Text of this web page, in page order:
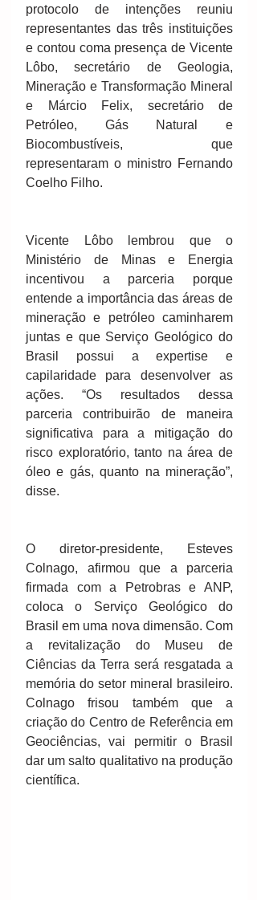
protocolo de intenções reuniu
representantes das três instituições
e contou coma presença de Vicente
Lôbo, secretário de Geologia,
Mineração e Transformação Mineral
e Márcio Felix, secretário de
Petróleo, Gás Natural e
Biocombustíveis, que
representaram o ministro Fernando
Coelho Filho.
Vicente Lôbo lembrou que o
Ministério de Minas e Energia
incentivou a parceria porque
entende a importância das áreas de
mineração e petróleo caminharem
juntas e que Serviço Geológico do
Brasil possui a expertise e
capilaridade para desenvolver as
ações. “Os resultados dessa
parceria contribuirão de maneira
significativa para a mitigação do
risco exploratório, tanto na área de
óleo e gás, quanto na mineração”,
disse.
O diretor-presidente, Esteves
Colnago, afirmou que a parceria
firmada com a Petrobras e ANP,
coloca o Serviço Geológico do
Brasil em uma nova dimensão. Com
a revitalização do Museu de
Ciências da Terra será resgatada a
memória do setor mineral brasileiro.
Colnago frisou também que a
criação do Centro de Referência em
Geociências, vai permitir o Brasil
dar um salto qualitativo na produção
científica.